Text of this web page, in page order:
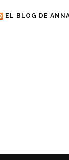
EL BLOG DE